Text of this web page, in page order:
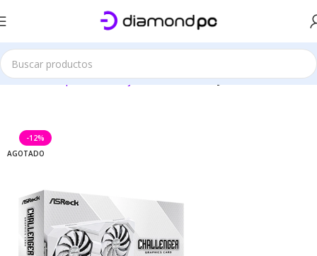
de Computación Tarjetas Graficas Tarjetas Gráficas AMD
-12%
AGOTADO
Este sitio es solo demostrativo